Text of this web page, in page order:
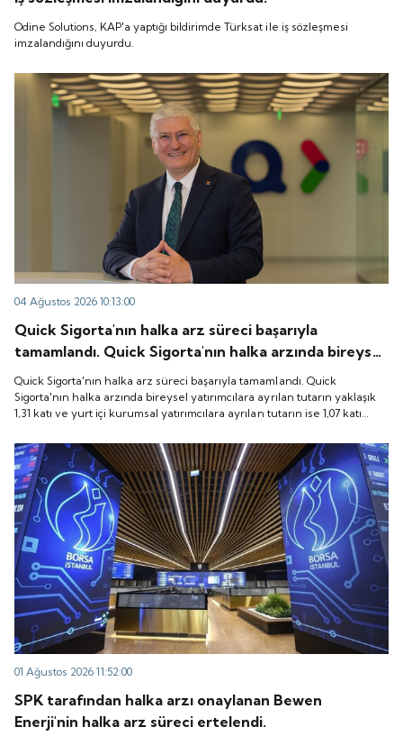
Odine Solutions, KAP'a yaptığı bildirimde Türksat ile iş sözleşmesi
imzalandığını duyurdu.
04 Ağustos 2026 10:13:00
Quick Sigorta'nın halka arz süreci başarıyla
tamamlandı. Quick Sigorta'nın halka arzında bireysel
yatırımcılara ayrılan tutarın yaklaşık 1,31 katı ve yurt
içi kurumsal yatırımcılara ayrılan tutarın ise 1,07 katı
talep geldi. Quick Sigorta, 6 Ağustos 2026 tarihinde
görmeye başlayacak.
Quick Sigorta'nın halka arz süreci başarıyla tamamlandı. Quick
Sigorta'nın halka arzında bireysel yatırımcılara ayrılan tutarın yaklaşık
1,31 katı ve yurt içi kurumsal yatırımcılara ayrılan tutarın ise 1,07 katı
koduyla Borsa İstanbul'da işlem görmeye başlayacak.
01 Ağustos 2026 11:52:00
SPK tarafından halka arzı onaylanan Bewen
Enerji'nin halka arz süreci ertelendi.